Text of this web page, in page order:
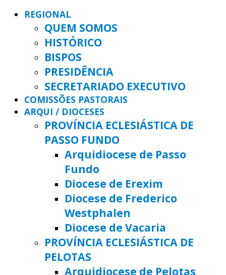
REGIONAL
QUEM SOMOS
HISTÓRICO
BISPOS
PRESIDÊNCIA
SECRETARIADO EXECUTIVO
COMISSÕES PASTORAIS
ARQUI / DIOCESES
PROVÍNCIA ECLESIÁSTICA DE
PASSO FUNDO
Arquidiocese de Passo
Fundo
Diocese de Erexim
Diocese de Frederico
Westphalen
Diocese de Vacaria
PROVÍNCIA ECLESIÁSTICA DE
PELOTAS
Arquidiocese de Pelotas